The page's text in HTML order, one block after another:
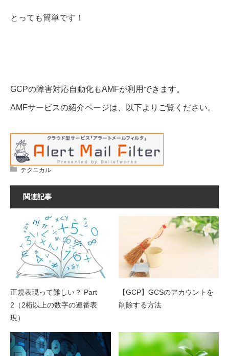
とっても簡単です！
GCPの障害対応自動化もAMFが利用できます。
AMFサービスの紹介ページは、以下よりご覧ください。
テクニカル
関連記事
正規表現って難しい？ Part
2（2桁以上の数字の連番表
現）
【GCP】GCSのアカウントを
削除する方法